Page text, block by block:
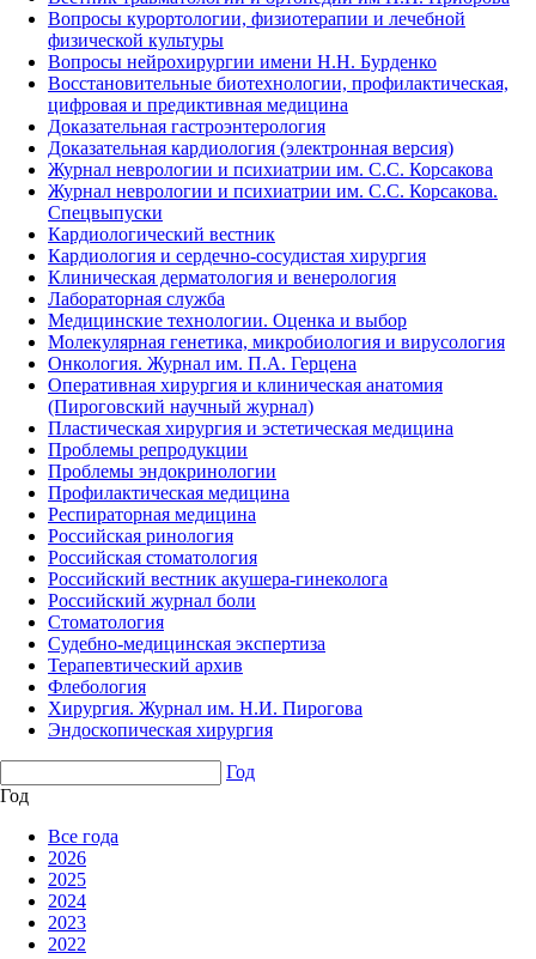
Вопросы курортологии, физиотерапии и лечебной
физической культуры
Вопросы нейрохирургии имени Н.Н. Бурденко
Восстановительные биотехнологии, профилактическая,
цифровая и предиктивная медицина
Доказательная гастроэнтерология
Доказательная кардиология (электронная версия)
Журнал неврологии и психиатрии им. С.С. Корсакова
Журнал неврологии и психиатрии им. С.С. Корсакова.
Спецвыпуски
Кардиологический вестник
Кардиология и сердечно-сосудистая хирургия
Клиническая дерматология и венерология
Лабораторная служба
Медицинские технологии. Оценка и выбор
Молекулярная генетика, микробиология и вирусология
Онкология. Журнал им. П.А. Герцена
Оперативная хирургия и клиническая анатомия
(Пироговский научный журнал)
Пластическая хирургия и эстетическая медицина
Проблемы репродукции
Проблемы эндокринологии
Профилактическая медицина
Респираторная медицина
Российская ринология
Российская стоматология
Российский вестник акушера-гинеколога
Российский журнал боли
Стоматология
Судебно-медицинская экспертиза
Терапевтический архив
Флебология
Хирургия. Журнал им. Н.И. Пирогова
Эндоскопическая хирургия
Год
Год
Все года
2026
2025
2024
2023
2022